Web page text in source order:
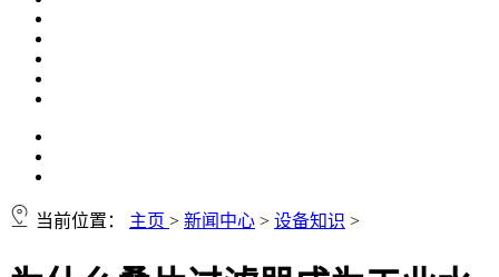
当前位置： 主页 > 新闻中心 > 设备知识 >